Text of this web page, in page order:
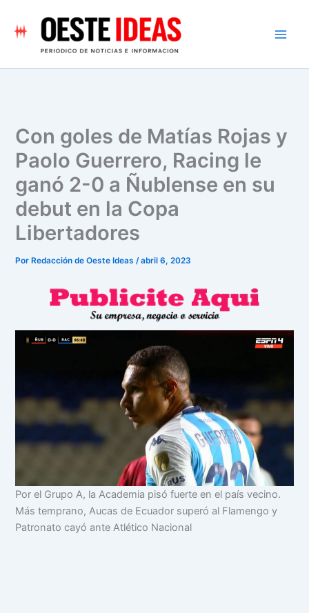
contenido
Con goles de Matías Rojas y
Paolo Guerrero, Racing le
ganó 2-0 a Ñublense en su
debut en la Copa
Libertadores
Por Redacción de Oeste Ideas/abril 6, 2023
Por el Grupo A, la Academia pisó fuerte en el país vecino.
Más temprano, Aucas de Ecuador superó al Flamengo y
Patronato cayó ante Atlético Nacional